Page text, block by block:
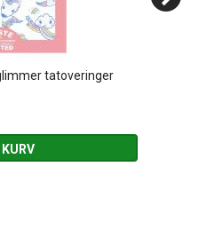
tatoveringer